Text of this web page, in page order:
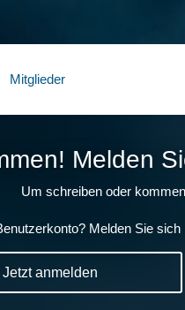
Mitglieder
Melden
Um schreiben oder
Melden Sie sich
Jetzt anmelden